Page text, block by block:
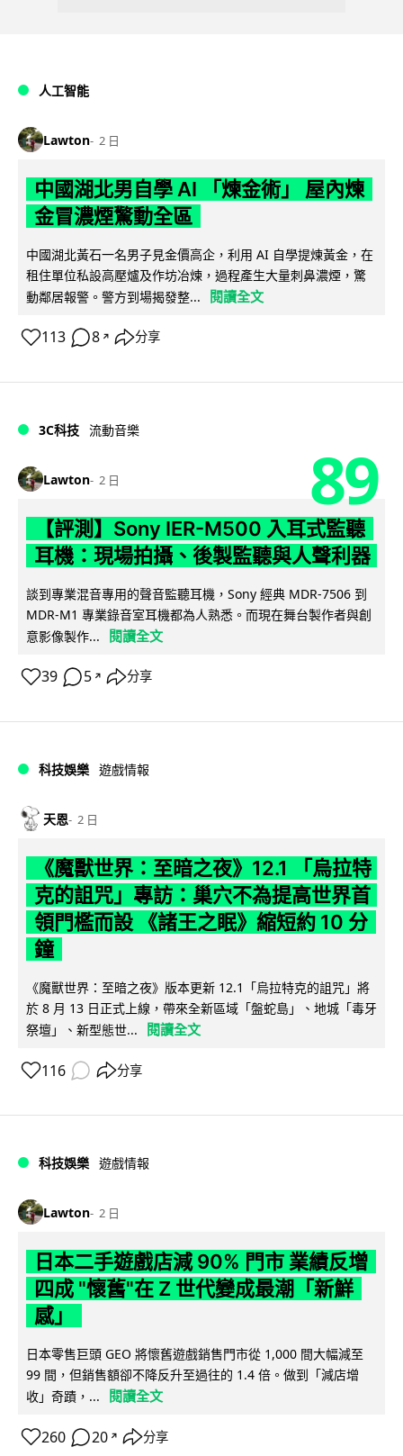
人工智能
Lawton 2 日
中國湖北男自學 AI 「煉金術」 屋內煉
金冒濃煙驚動全區
中國湖北黃石一名男子見金價高企，利用 AI 自學提煉黃金，在
租住單位私設高壓爐及作坊冶煉，過程產生大量刺鼻濃煙，驚
動鄰居報警。警方到場揭發整...
閱讀全文
113 8 ↗ 分享
3C科技 流動音樂
Lawton 2 日 89
【評測】Sony IER-M500 入耳式監聽
耳機：現場拍攝、後製監聽與人聲利器
談到專業混音專用的聲音監聽耳機，Sony 經典 MDR-7506 到
MDR-M1 專業錄音室耳機都為人熟悉。而現在舞台製作者與創
意影像製作...
閱讀全文
39 5 ↗ 分享
科技娛樂 遊戲情報
天恩 2 日
《魔獸世界：至暗之夜》12.1 「烏拉特
克的詛咒」專訪：巢穴不為提高世界首
領門檻而設 《諸王之眠》縮短約 10 分
鐘
《魔獸世界：至暗之夜》版本更新 12.1「烏拉特克的詛咒」將
於 8 月 13 日正式上線，帶來全新區域「盤蛇島」、地城「毒牙
祭壇」、新型態世...
閱讀全文
116 分享
科技娛樂 遊戲情報
Lawton 2 日
日本二手遊戲店減 90% 門市 業績反增
四成 "懷舊"在 Z 世代變成最潮「新鮮
感」
日本零售巨頭 GEO 將懷舊遊戲銷售門市從 1,000 間大幅減至
99 間，但銷售額卻不降反升至過往的 1.4 倍。做到「減店增
收」奇蹟，...
閱讀全文
260 20 ↗ 分享